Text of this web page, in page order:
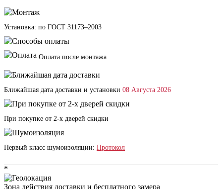
Установка: по ГОСТ 31173–2003
Оплата после монтажа
Ближайшая дата доставки и установки 08 Августа 2026
При покупке от 2-х дверей скидки
Первый класс шумоизоляции: Протокол
*
Зона действия доставки и бесплатного замера